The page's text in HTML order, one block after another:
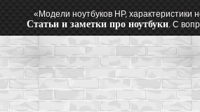
«Модели ноутбуков HP,
Статьи и заметки про ноутбуки. С